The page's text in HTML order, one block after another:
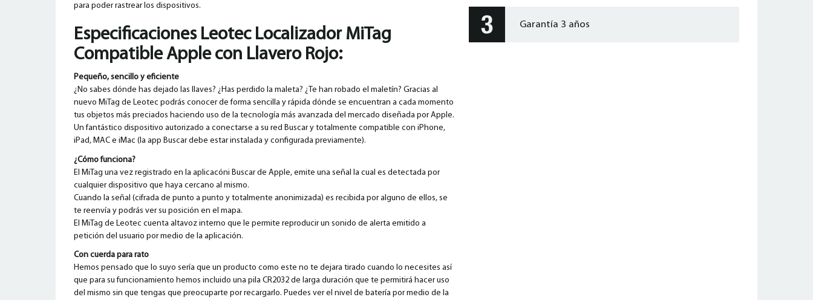
para poder rastrear los dispositivos.
Especificaciones Leotec Localizador MiTag
Compatible Apple con Llavero Rojo:
Pequeño, sencillo y eficiente
¿No sabes dónde has dejado las llaves? ¿Has perdido la maleta? ¿Te han robado el maletín? Gracias al
nuevo MiTag de Leotec podrás conocer de forma sencilla y rápida dónde se encuentran a cada momento
tus objetos más preciados haciendo uso de la tecnología más avanzada del mercado diseñada por Apple.
Un fantástico dispositivo autorizado a conectarse a su red Buscar y totalmente compatible con iPhone,
iPad, MAC e iMac (la app Buscar debe estar instalada y configurada previamente).
¿Cómo funciona?
El MiTag una vez registrado en la aplicacóni Buscar de Apple, emite una señal la cual es detectada por
cualquier dispositivo que haya cercano al mismo.
Cuando la señal (cifrada de punto a punto y totalmente anonimizada) es recibida por alguno de ellos, se
te reenvía y podrás ver su posición en el mapa.
El MiTag de Leotec cuenta altavoz interno que le permite reproducir un sonido de alerta emitido a
petición del usuario por medio de la aplicación.
Con cuerda para rato
Hemos pensado que lo suyo sería que un producto como este no te dejara tirado cuando lo necesites así
que para su funcionamiento hemos incluido una pila CR2032 de larga duración que te permitirá hacer uso
del mismo sin que tengas que preocuparte por recargarlo. Puedes ver el nivel de batería por medio de la
Garantía 3 años